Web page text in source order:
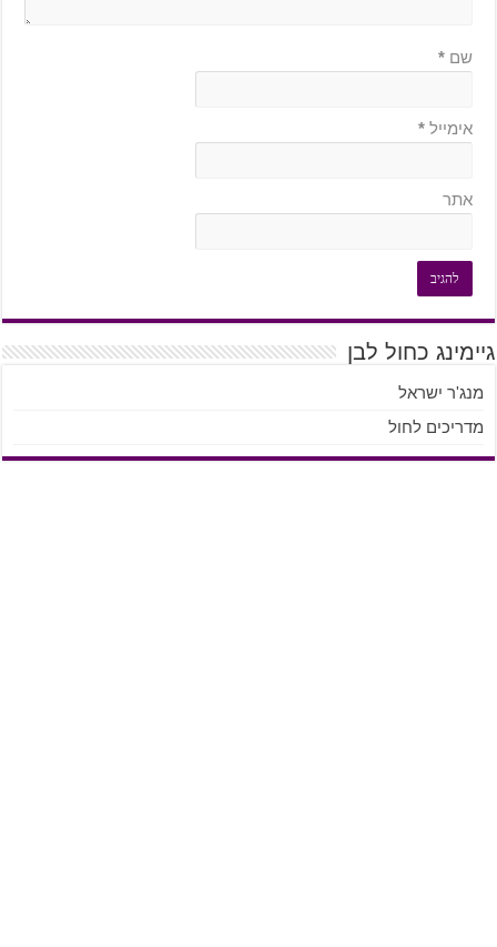
שם *
אימייל *
אתר
גיימינג כחול לבן
מנג'ר ישראל
מדריכים לחול